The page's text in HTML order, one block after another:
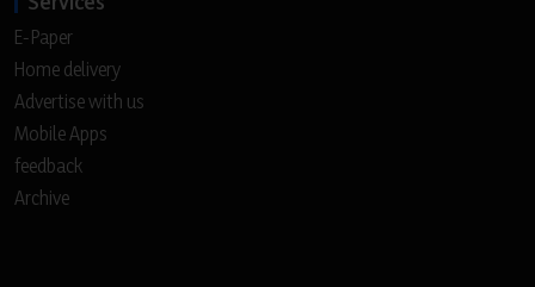
E-Paper
Home delivery
Advertise with us
Mobile Apps
feedback
Archive